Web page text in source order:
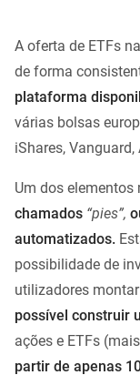
A oferta de ETFs
de forma
plataforma
várias bolsas
iShares,
Um dos
chamados “pies”,
automatizados.
possibilidade de
utilizadores
possível construir
ações e ETFs
partir de apenas